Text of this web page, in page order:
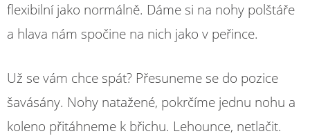
flexibilní jako normálně. Dáme si na nohy polštáře
a hlava nám spočine na nich jako v peřince.
Už se vám chce spát? Přesuneme se do pozice
šavásány. Nohy natažené, pokrčíme jednu nohu a
koleno přitáhneme k břichu. Lehounce, netlačit.